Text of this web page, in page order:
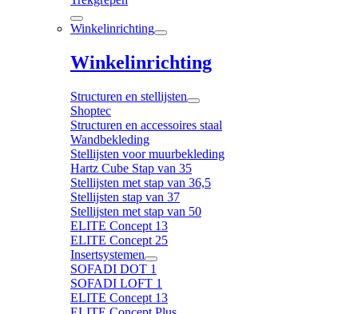
Winkelinrichting
Winkelinrichting
Structuren en stellijsten
Shoptec
Structuren en accessoires staal
Wandbekleding
Stellijsten voor muurbekleding
Hartz Cube Stap van 35
Stellijsten met stap van 36,5
Stellijsten stap van 37
Stellijsten met stap van 50
ELITE Concept 13
ELITE Concept 25
Insertsystemen
SOFADI DOT 1
SOFADI LOFT 1
ELITE Concept 13